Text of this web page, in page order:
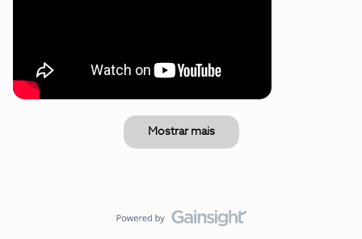
Mostrar mais